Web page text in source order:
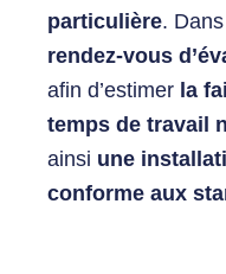
particulière.
rendez-vous
afin d’estimer la
temps de travail
ainsi une
conforme aux